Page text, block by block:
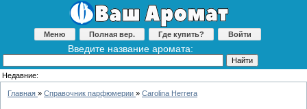
Меню Полная вер. Где купить? Войти
Введите название аромата:
Недавние:
Главная » Справочник парфюмерии » Carolina Herrera